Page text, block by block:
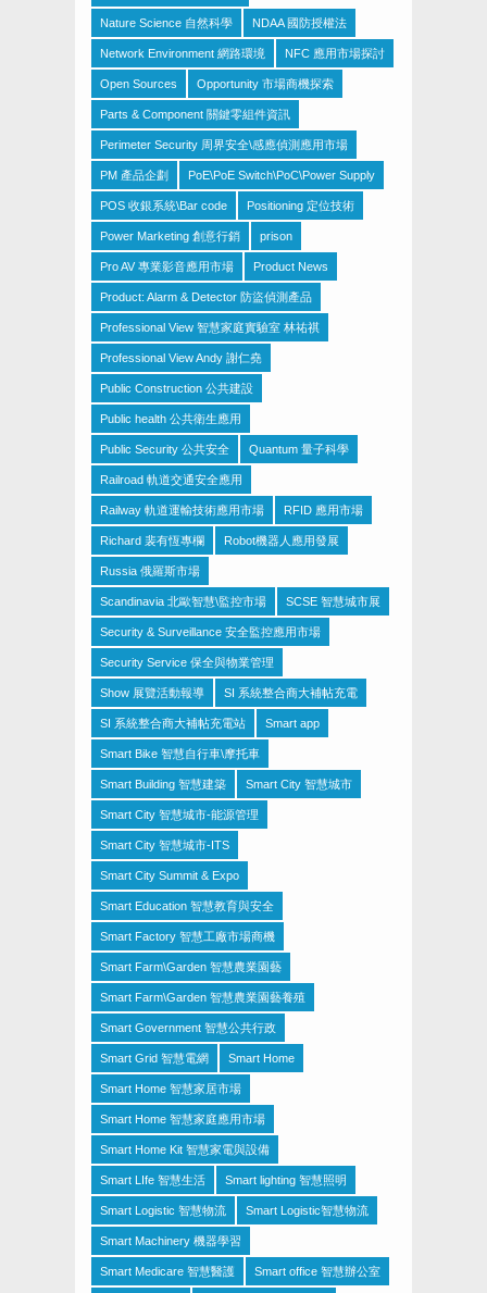
Nature Science 自然科學 NDAA 國防授權法
Network Environment 網路環境 NFC 應用市場探討
Open Sources Opportunity 市場商機探索
Parts & Component 關鍵零組件資訊
Perimeter Security 周界安全\感應偵測應用市場
PM 產品企劃 PoE\PoE Switch\PoC\Power Supply
POS 收銀系統\Bar code Positioning 定位技術
Power Marketing 創意行銷 prison
Pro AV 專業影音應用市場 Product News
Product: Alarm & Detector 防盜偵測產品
Professional View 智慧家庭實驗室 林祐祺
Professional View Andy 謝仁堯
Public Construction 公共建設
Public health 公共衛生應用
Public Security 公共安全 Quantum 量子科學
Railroad 軌道交通安全應用
Railway 軌道運輸技術應用市場 RFID 應用市場
Richard 裴有恆專欄 Robot機器人應用發展
Russia 俄羅斯市場
Scandinavia 北歐智慧\監控市場 SCSE 智慧城市展
Security & Surveillance 安全監控應用市場
Security Service 保全與物業管理
Show 展覽活動報導 SI 系統整合商大補帖充電
SI 系統整合商大補帖充電站 Smart app
Smart Bike 智慧自行車\摩托車
Smart Building 智慧建築 Smart City 智慧城市
Smart City 智慧城市-能源管理
Smart City 智慧城市-ITS
Smart City Summit & Expo
Smart Education 智慧教育與安全
Smart Factory 智慧工廠市場商機
Smart Farm\Garden 智慧農業園藝
Smart Farm\Garden 智慧農業園藝養殖
Smart Government 智慧公共行政
Smart Grid 智慧電網 Smart Home
Smart Home 智慧家居市場
Smart Home 智慧家庭應用市場
Smart Home Kit 智慧家電與設備
Smart LIfe 智慧生活 Smart lighting 智慧照明
Smart Logistic 智慧物流 Smart Logistic智慧物流
Smart Machinery 機器學習
Smart Medicare 智慧醫護 Smart office 智慧辦公室